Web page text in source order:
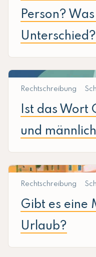
Person?
Unterschied?
Rechtschreibung
Ist das Wort
und
Rechtschreibung
Gibt es eine
Urlaub?